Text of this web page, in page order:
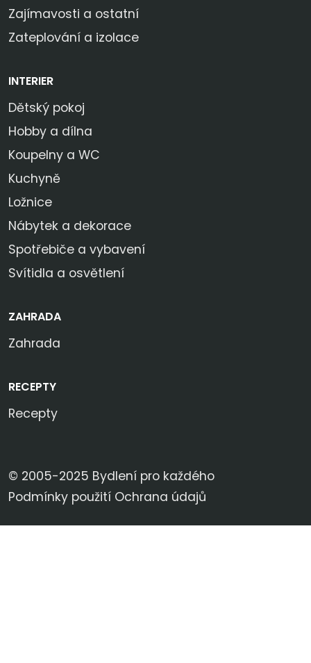
Zajímavosti a ostatní
Zateplování a izolace
INTERIER
Dětský pokoj
Hobby a dílna
Koupelny a WC
Kuchyně
Ložnice
Nábytek a dekorace
Spotřebiče a vybavení
Svítidla a osvětlení
ZAHRADA
Zahrada
RECEPTY
Recepty
© 2005-2025 Bydlení pro každého
Podmínky použití Ochrana údajů